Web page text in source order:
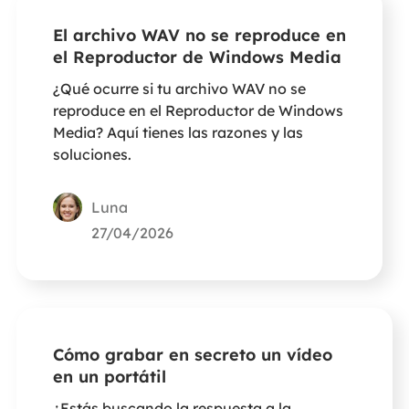
El archivo WAV no se reproduce en
el Reproductor de Windows Media
¿Qué ocurre si tu archivo WAV no se
reproduce en el Reproductor de Windows
Media? Aquí tienes las razones y las
soluciones.
Luna
27/04/2026
Cómo grabar en secreto un vídeo
en un portátil